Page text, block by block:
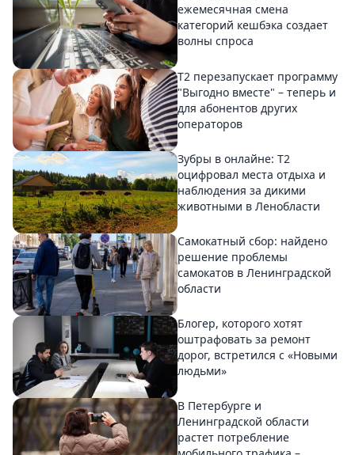
ежемесячная смена
категорий кешбэка создает
волны спроса
Т2 перезапускает программу
"Выгодно вместе" – теперь и
для абонентов других
операторов
Зубры в онлайне: Т2
оцифровал места отдыха и
наблюдения за дикими
животными в Ленобласти
Самокатный сбор: найдено
решение проблемы
самокатов в Ленинградской
области
Блогер, которого хотят
оштрафовать за ремонт
дорог, встретился с «Новыми
людьми»
В Петербурге и
Ленинградской области
растет потребление